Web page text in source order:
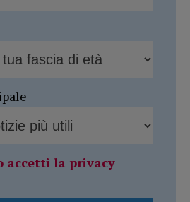
accetti la privacy